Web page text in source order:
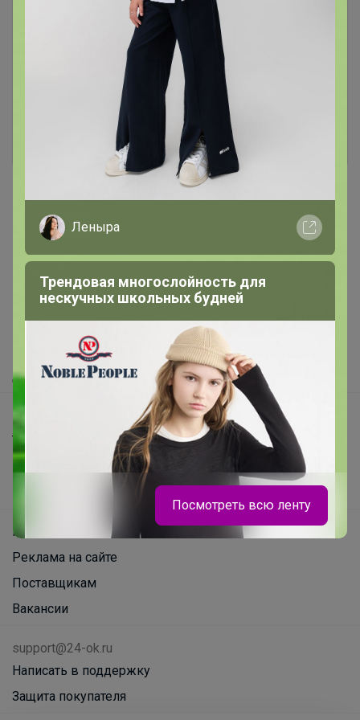
Чтобы ответить или задать вопрос
необходимо авторизоваться на сайте
Это займет меньше минуты
Зарегистрироваться
Реклама
Как здесь все устроено?
Как сделать заказ?
Как получить?
Доставка
Шоурумы
Торговые марки
Наша команда
Подарочные сертификаты
Реклама на сайте
Поставщикам
Вакансии
support@24-ok.ru
Написать в поддержку
Защита покупателя
Леныра
Трендовая многослойность для
нескучных школьных будней
Брюнетка
Посмотреть всю ленту